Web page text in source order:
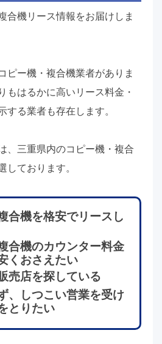
合機リース情報をお届けしま
ピー機・複合機業者がありま
もはるかに高いリース料金・
する業者も存在します。
、三重県内のコピー機・複合
しております。
合機を格安でリースし
合機のカウンター料金
くおさえたい
売店を探している
、しつこい営業を受け
とりたい